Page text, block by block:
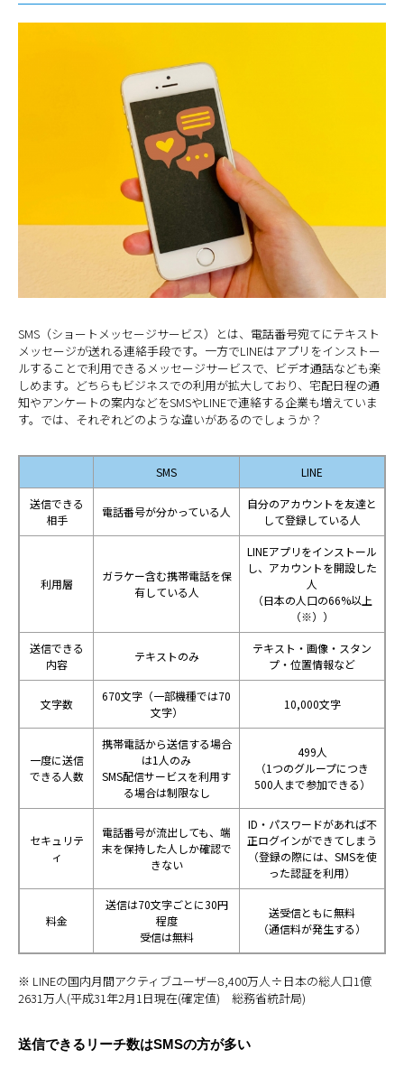
SMS（ショートメッセージサービス）とは、電話番号宛てにテキスト
メッセージが送れる連絡手段です。一方でLINEはアプリをインストー
ルすることで利用できるメッセージサービスで、ビデオ通話なども楽
しめます。どちらもビジネスでの利用が拡大しており、宅配日程の通
知やアンケートの案内などをSMSやLINEで連絡する企業も増えていま
す。では、それぞれどのような違いがあるのでしょうか？
SMS LINE
送信できる
相手
電話番号が分かっている人
自分のアカウントを友達と
して登録している人
利用層
ガラケー含む携帯電話を保
有している人
LINEアプリをインストール
し、アカウントを開設した
人
（日本の人口の66%以上
（※））
送信できる
内容
テキストのみ
テキスト・画像・スタン
プ・位置情報など
文字数
670文字（一部機種では70
文字）
10,000文字
一度に送信
できる人数
携帯電話から送信する場合
は1人のみ
SMS配信サービスを利用す
る場合は制限なし
499人
（1つのグループにつき
500人まで参加できる）
セキュリテ
ィ
電話番号が流出しても、端
末を保持した人しか確認で
きない
ID・パスワードがあれば不
正ログインができてしまう
（登録の際には、SMSを使
った認証を利用）
料金
送信は70文字ごとに30円
程度
受信は無料
送受信ともに無料
（通信料が発生する）
※ LINEの国内月間アクティブユーザー8,400万人÷日本の総人口1億
2631万人(平成31年2月1日現在(確定値) 総務省統計局)
送信できるリーチ数はSMSの方が多い